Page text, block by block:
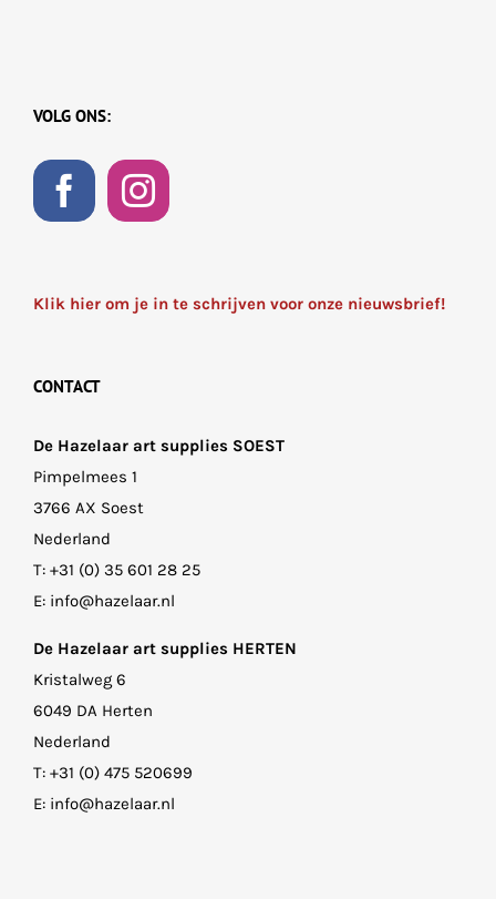
VOLG ONS:
Klik hier om je in te schrijven voor onze nieuwsbrief!
CONTACT
De Hazelaar art supplies SOEST
Pimpelmees 1
3766 AX Soest
Nederland
T: +31 (0) 35 601 28 25
E: info@hazelaar.nl
De Hazelaar art supplies HERTEN
Kristalweg 6
6049 DA Herten
Nederland
T: +31 (0) 475 520699
E: info@hazelaar.nl